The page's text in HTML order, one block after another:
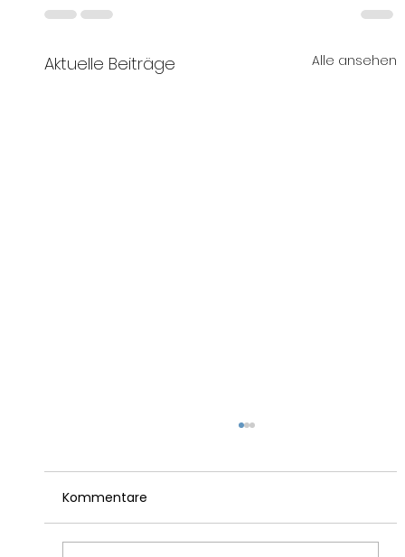
Aktuelle Beiträge Alle ansehen
Kommentare